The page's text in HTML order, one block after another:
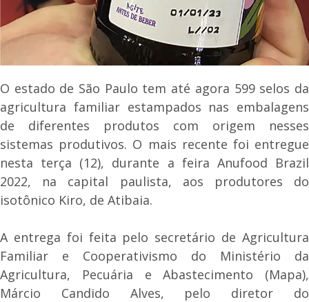
O estado de São Paulo tem até agora 599 selos da
agricultura familiar estampados nas embalagens
de diferentes produtos com origem nesses
sistemas produtivos. O mais recente foi entregue
nesta terça (12), durante a feira Anufood Brazil
2022, na capital paulista, aos produtores do
isotônico Kiro, de Atibaia.
A entrega foi feita pelo secretário de Agricultura
Familiar e Cooperativismo do Ministério da
Agricultura, Pecuária e Abastecimento (Mapa),
Márcio Candido Alves, pelo diretor do